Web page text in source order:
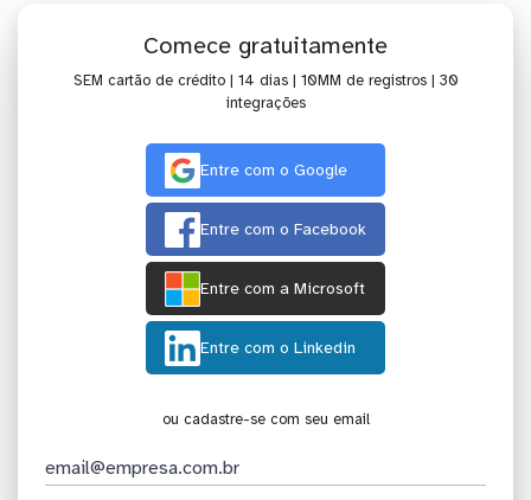
Comece gratuitamente
SEM cartão de crédito | 14 dias | 10MM de registros | 30
integrações
Entre com o Google
Entre com o Facebook
Entre com a Microsoft
Entre com o Linkedin
ou cadastre-se com seu email